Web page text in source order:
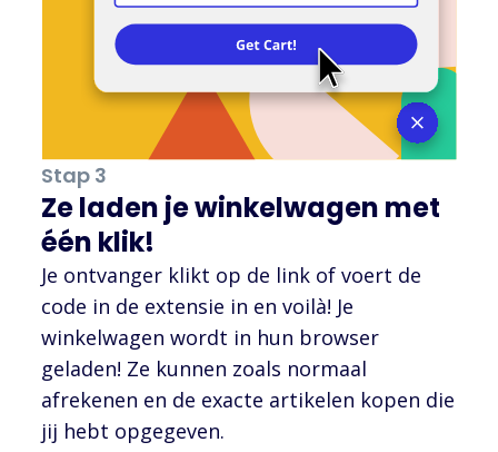
Stap 3
Ze laden je winkelwagen met
één klik!
Je ontvanger klikt op de link of voert de
code in de extensie in en voilà! Je
winkelwagen wordt in hun browser
geladen! Ze kunnen zoals normaal
afrekenen en de exacte artikelen kopen die
jij hebt opgegeven.